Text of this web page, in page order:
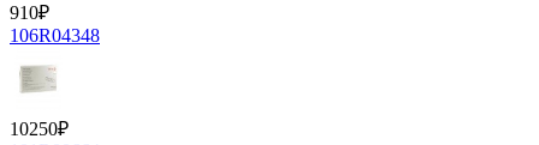
910₽
106R04348
10250₽